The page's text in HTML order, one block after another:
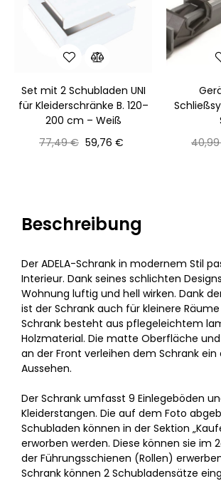
Set mit 2 Schubladen UNI
für Kleiderschränke B. 120–
200 cm – Weiß
Normaler
77,49 € Preis
59,76 €
Beschreibung
Der ADELA-Schrank in modernem Stil
Interieur. Dank seines schlichten
Wohnung luftig und hell wirken. Dank
ist der Schrank auch für kleinere
Schrank besteht aus pflegeleichtem
Holzmaterial. Die matte Oberfläche
an der Front verleihen dem Schrank ein
Aussehen.
Der Schrank umfasst 9 Einlegeböden
Kleiderstangen. Die auf dem Foto
Schubladen können in der Sektion
erworben werden. Diese können sie im
der Führungsschienen (Rollen)
Schrank können 2 Schubladensätze